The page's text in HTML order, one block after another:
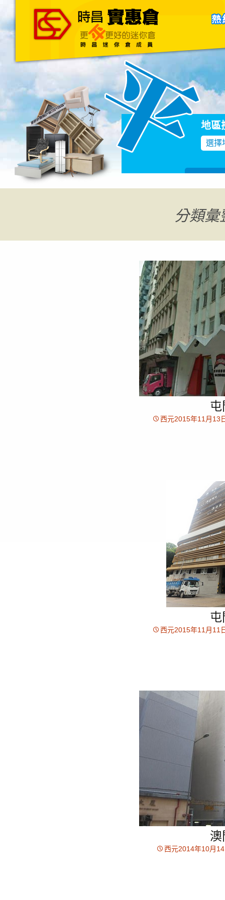
主頁 關於我們 聯絡我們
地區
選擇
分類彙
屯
西元2015年11月13
屯
西元2015年11月11
澳
西元2014年10月